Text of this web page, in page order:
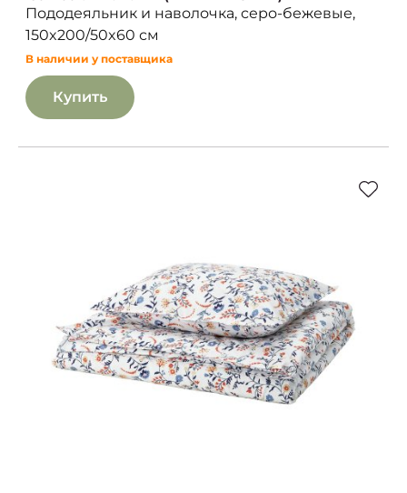
Пододеяльник и наволочка, серо-бежевые,
150x200/50x60 см
В наличии у поставщика
Купить